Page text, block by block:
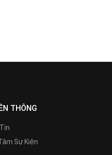
THÔNG
Sự Kiện